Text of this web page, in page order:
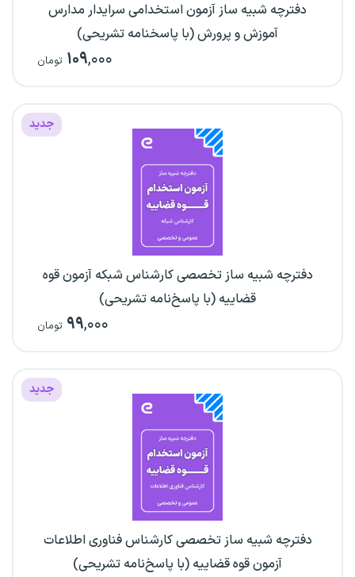
دفترچه شبیه ساز آزمون استخدامی سرایدار مدارس
آموزش و پرورش (با پاسخنامه تشریحی)
۱۰۹,۰۰۰ تومان
جدید
دفترچه شبیه ساز تخصصی کارشناس شبکه آزمون قوه
قضاییه (با پاسخ‌نامه تشریحی)
۹۹,۰۰۰ تومان
جدید
دفترچه شبیه ساز تخصصی کارشناس فناوری اطلاعات
آزمون قوه قضاییه (با پاسخ‌نامه تشریحی)